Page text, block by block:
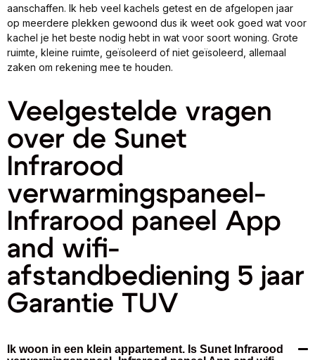
aanschaffen. Ik heb veel kachels getest en de afgelopen jaar
op meerdere plekken gewoond dus ik weet ook goed wat voor
kachel je het beste nodig hebt in wat voor soort woning. Grote
ruimte, kleine ruimte, geïsoleerd of niet geïsoleerd, allemaal
zaken om rekening mee te houden.
Veelgestelde vragen
over de Sunet
Infrarood
verwarmingspaneel-
Infrarood paneel App
and wifi-
afstandbediening 5 jaar
Garantie TUV
Ik woon in een klein appartement. Is Sunet Infrarood